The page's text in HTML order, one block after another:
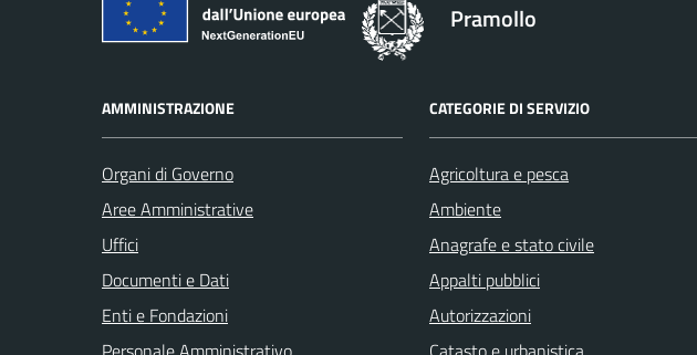
Pramollo
AMMINISTRAZIONE
Organi di Governo
Aree Amministrative
Uffici
Documenti e Dati
Enti e Fondazioni
CATEGORIE DI SERVIZIO
Agricoltura e pesca
Ambiente
Anagrafe e stato civile
Appalti pubblici
Autorizzazioni